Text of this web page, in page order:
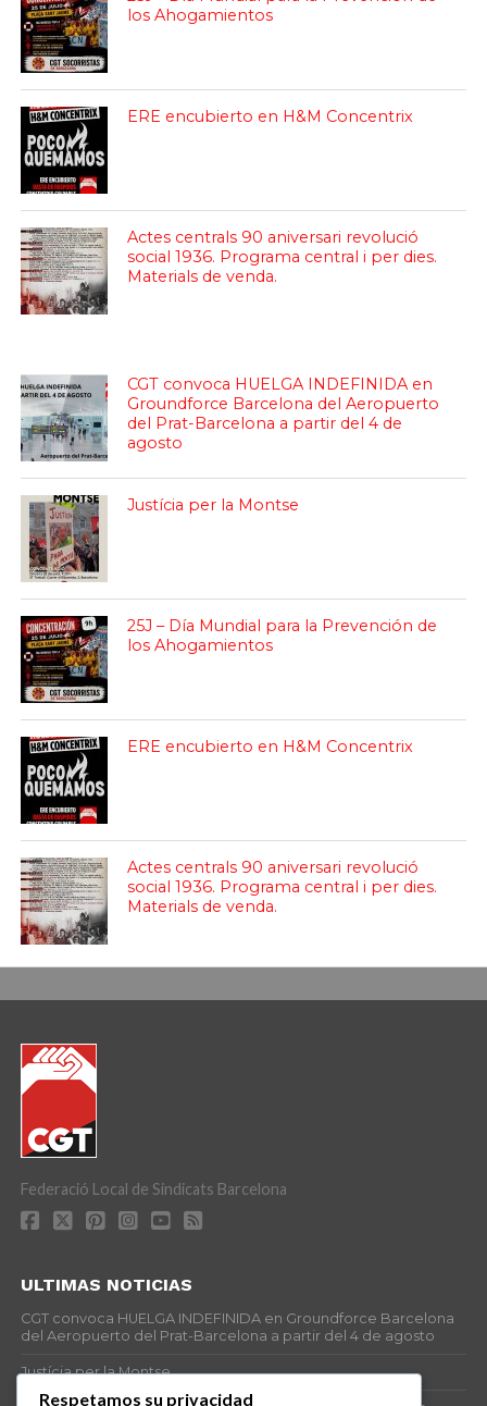
los Ahogamientos
ERE encubierto en H&M Concentrix
Actes centrals 90 aniversari revolució
social 1936. Programa central i per dies.
Materials de venda.
CGT convoca HUELGA INDEFINIDA en
Groundforce Barcelona del Aeropuerto
del Prat-Barcelona a partir del 4 de
agosto
Justícia per la Montse
25J – Día Mundial para la Prevención de
los Ahogamientos
ERE encubierto en H&M Concentrix
Actes centrals 90 aniversari revolució
social 1936. Programa central i per dies.
Materials de venda.
Federació Local de Sindicats Barcelona
ULTIMAS NOTICIAS
CGT convoca HUELGA INDEFINIDA en Groundforce Barcelona
del Aeropuerto del Prat-Barcelona a partir del 4 de agosto
Justícia per la Montse
Respetamos su privacidad